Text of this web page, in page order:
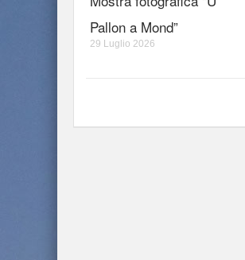
Pallon a Mond”
29 Luglio 2026